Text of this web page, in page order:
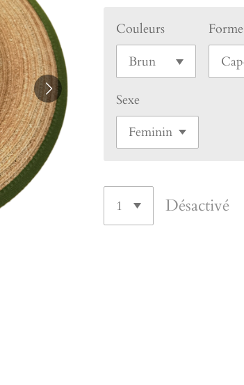
Couleurs Forme
Sexe
Désactivé